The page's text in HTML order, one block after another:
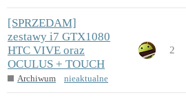
[SPRZEDAM]
zestawy i7 GTX1080
HTC VIVE oraz
OCULUS + TOUCH
Archiwum nieaktualne
2